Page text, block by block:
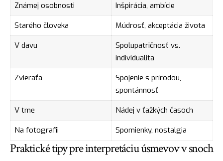
Známej osobnosti
Inšpirácia, ambície
Starého človeka
Múdrosť, akceptácia života
V davu
Spolupatričnosť vs.
individualita
Zvieraťa
Spojenie s prírodou,
spontánnosť
V tme
Nádej v ťažkých časoch
Na fotografii
Spomienky, nostalgia
Praktické tipy pre interpretáciu úsmevov v snoch